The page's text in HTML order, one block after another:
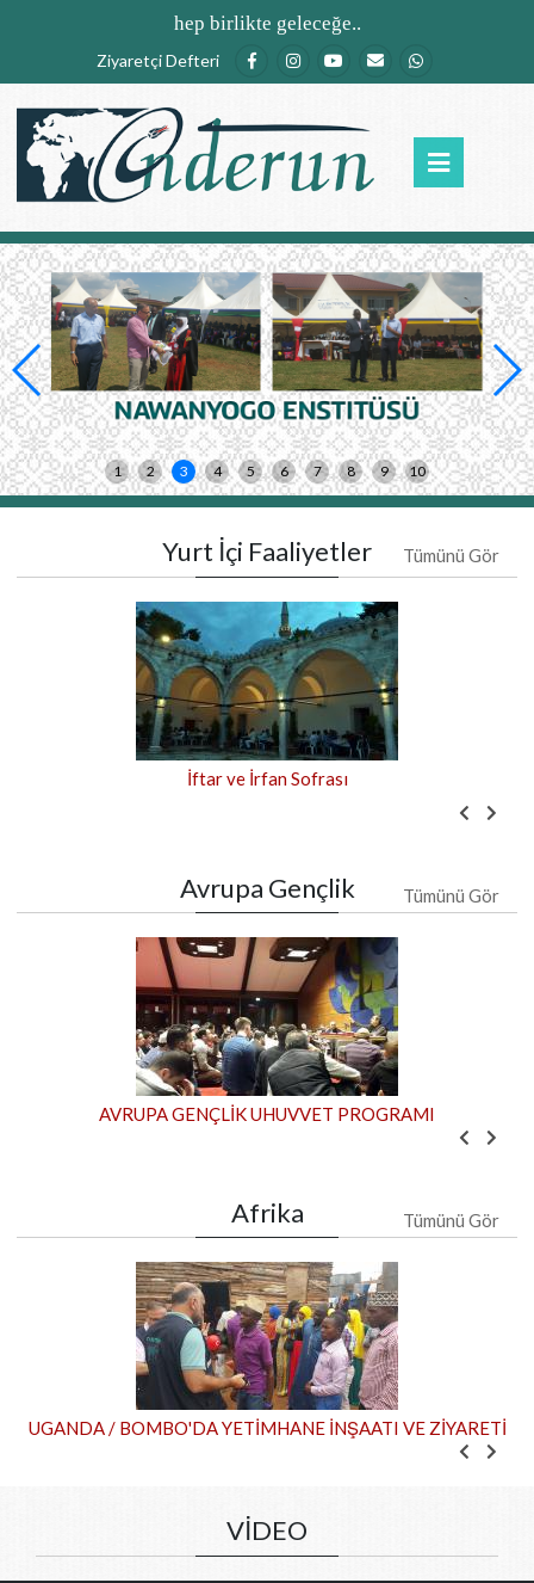
hep birlikte geleceğe..
Ziyaretçi Defteri
1 2 3 4 5 6 7 8 9 10
Yurt İçi Faaliyetler Tümünü Gör
Osmanlı'da Enderun
Avrupa Gençlik Tümünü Gör
GENÇLİK UHUVVET PROGRAMI
Afrika Tümünü Gör
BOMBO'DA YETİMHANE İNŞAATI VE ZİYARETİ
VİDEO